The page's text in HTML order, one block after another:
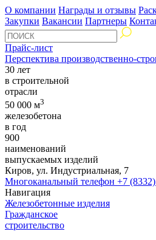
О компании Награды и отзывы
Закупки Вакансии Партнеры
Прайс-лист
Перспектива производственно-
30 лет
в строительной
отрасли
50 000 м3
железобетона
в год
900
наименований
выпускаемых изделий
Киров, ул. Индустриальная, 7
Многоканальный телефон +7
Навигация
Железобетонные изделия
Гражданское
строительство